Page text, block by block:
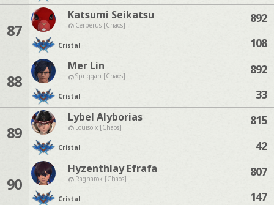
87
Katsumi Seikatsu
Cerberus [Chaos]
Cristal
892
108
88
Mer Lin
Spriggan [Chaos]
Cristal
892
33
89
Lybel Alyborias
Louisoix [Chaos]
Cristal
815
42
90
Hyzenthlay Efrafa
Ragnarok [Chaos]
Cristal
807
147